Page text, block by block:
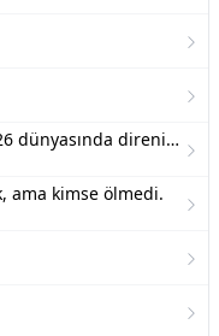
Alın teri, emek sömürüsü ve 2026 dünyasında direnişin imkânı
ama kimse ölmedi.